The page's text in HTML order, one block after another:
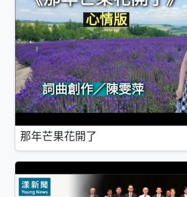
那年芒果花開了